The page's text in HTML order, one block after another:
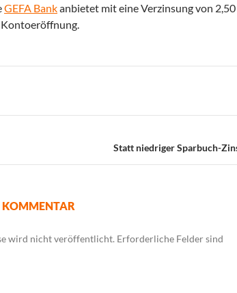
GEFA Bankanbietet mit eine Verzinsung von
Statt niedriger Sparbuch-
KOMMENTAR
wird nicht veröffentlicht. Erforderliche Felder sind